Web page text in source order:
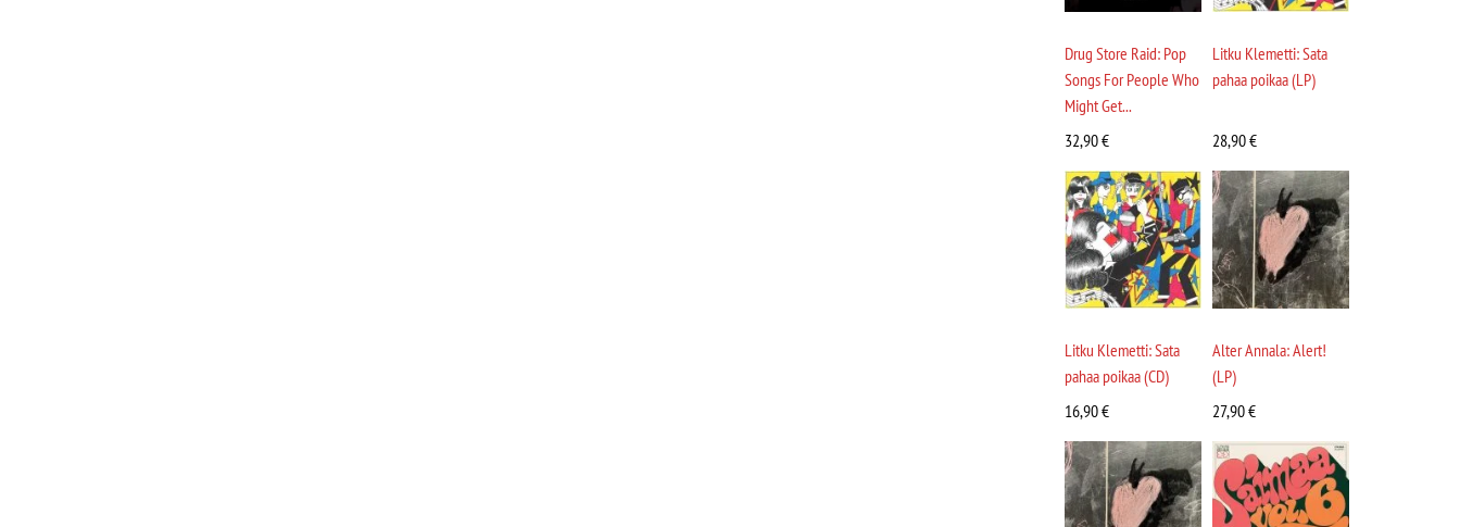
Drug Store Raid: Pop
Songs For People Who
Might Get...
32,90€
Litku Klemetti: Sata
pahaa poikaa (LP)
28,90€
Litku Klemetti: Sata
pahaa poikaa (CD)
16,90€
Alter Annala: Alert!
(LP)
27,90€